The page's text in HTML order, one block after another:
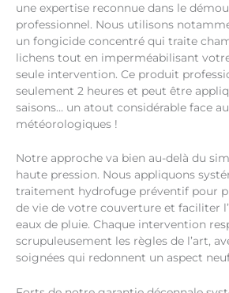
une expertise reconnue dans le
professionnel. Nous utilisons
un fongicide concentré qui traite
lichens tout en imperméabilisant
seule intervention. Ce produit
seulement 2 heures et peut être
saisons… un atout considérable face
météorologiques !
Notre approche va bien au-delà du
haute pression. Nous appliquons
traitement hydrofuge préventif pour
de vie de votre couverture et faciliter
eaux de pluie. Chaque intervention
scrupuleusement les règles de l’art,
soignées qui redonnent un aspect